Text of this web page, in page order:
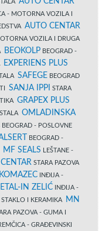
- MOTORNA VOZILA I
AUTO CENTAR
VOZILA I DRUGA
BEOKOLPBEOGRAD -
EXPERIENS PLUS
SAFEGE BEOGRAD
SANJA IPPI
STARA
GRAPEX PLUS
OMLADINSKA
BEOGRAD - POSLOVNE
BEOGRAD -
MF SEALS LEŠTANE -
CENTAR STARA PAZOVA
KOMAZEC INĐIJA -
IN ZELIĆ INĐIJA -
I KERAMIKA
MN
PAZOVA - GUMA I
- GRAĐEVINSKI